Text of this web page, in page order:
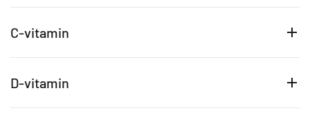
C-vitamin
D-vitamin